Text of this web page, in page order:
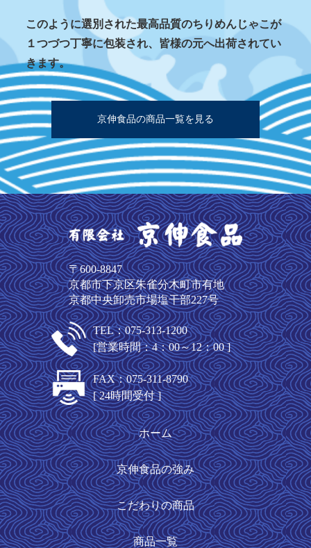
このように選別された最高品質のちりめんじゃこが
１つづつ丁寧に包装され、皆様の元へ出荷されてい
きます。
京伸食品の商品一覧を見る
〒600-8847
京都市下京区朱雀分木町市有地
京都中央卸売市場塩干部227号
TEL：075-313-1200
[営業時間：4：00～12：00 ]
FAX：075-311-8790
[ 24時間受付 ]
ホーム
京伸食品の強み
こだわりの商品
商品一覧